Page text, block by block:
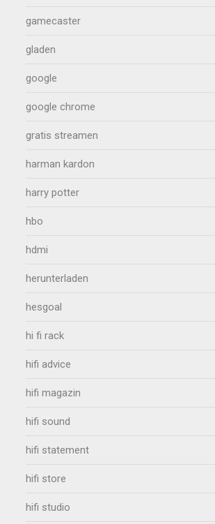
gamecaster
gladen
google
google chrome
gratis streamen
harman kardon
harry potter
hbo
hdmi
herunterladen
hesgoal
hi fi rack
hifi advice
hifi magazin
hifi sound
hifi statement
hifi store
hifi studio